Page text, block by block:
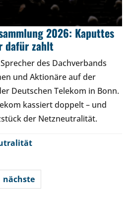
2026: Kaputtes
dafür zahlt
des Dachverbands
und Aktionäre auf der
Deutschen Telekom in Bonn.
kassiert doppelt – und
der Netzneutralität.
nächste